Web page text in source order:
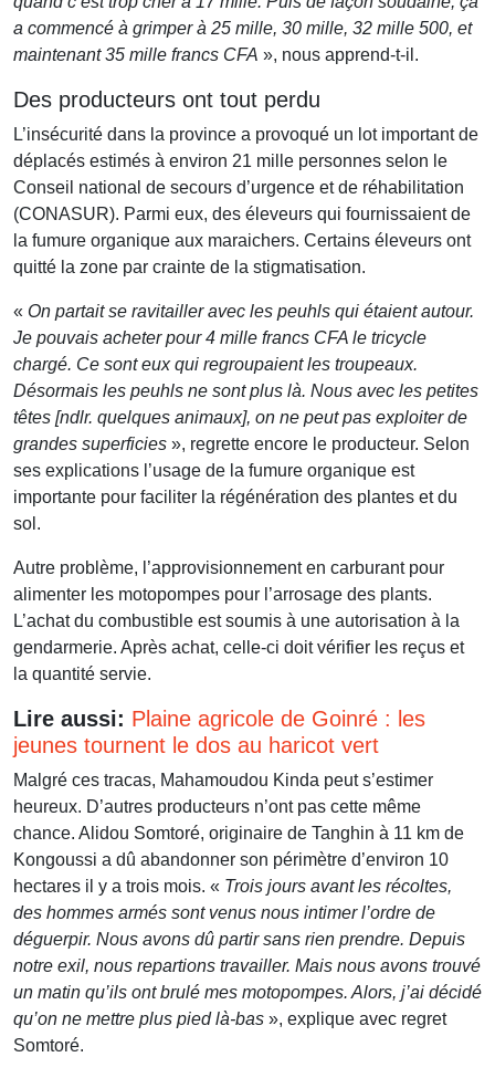
a commencé à grimper à 25 mille, 30 mille, 32 mille 500, et
maintenant 35 mille francs CFA », nous apprend-t-il.
Des producteurs ont tout perdu
L’insécurité dans la province a provoqué un lot important de
déplacés estimés à environ 21 mille personnes selon le
Conseil national de secours d’urgence et de réhabilitation
(CONASUR). Parmi eux, des éleveurs qui fournissaient de
la fumure organique aux maraichers. Certains éleveurs ont
quitté la zone par crainte de la stigmatisation.
« On partait se ravitailler avec les peuhls qui étaient autour.
Je pouvais acheter pour 4 mille francs CFA le tricycle
chargé. Ce sont eux qui regroupaient les troupeaux.
Désormais les peuhls ne sont plus là. Nous avec les petites
têtes [ndlr. quelques animaux], on ne peut pas exploiter de
grandes superficies », regrette encore le producteur. Selon
ses explications l’usage de la fumure organique est
importante pour faciliter la régénération des plantes et du
sol.
Autre problème, l’approvisionnement en carburant pour
alimenter les motopompes pour l’arrosage des plants.
L’achat du combustible est soumis à une autorisation à la
gendarmerie. Après achat, celle-ci doit vérifier les reçus et
la quantité servie.
Lire aussi: Plaine agricole de Goinré : les
jeunes tournent le dos au haricot vert
Malgré ces tracas, Mahamoudou Kinda peut s’estimer
heureux. D’autres producteurs n’ont pas cette même
chance. Alidou Somtoré, originaire de Tanghin à 11 km de
Kongoussi a dû abandonner son périmètre d’environ 10
hectares il y a trois mois. « Trois jours avant les récoltes,
des hommes armés sont venus nous intimer l’ordre de
déguerpir. Nous avons dû partir sans rien prendre. Depuis
notre exil, nous repartions travailler. Mais nous avons trouvé
un matin qu’ils ont brulé mes motopompes. Alors, j’ai décidé
qu’on ne mettre plus pied là-bas », explique avec regret
Somtoré.